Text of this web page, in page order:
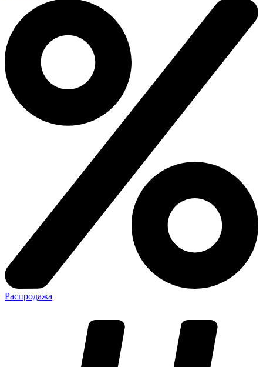
Распродажа